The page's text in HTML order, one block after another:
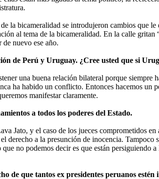
la bicameralidad se introdujeron cambios que
al tema de la bicameralidad. En la calle
nuevo ese año.
de Perú y Uruguay. ¿Cree usted que si
una buena relación bilateral porque
ha habido un conflicto. Entonces hacemos un
manifestar claramente.
a todos los poderes del Estado.
Jato, y el caso de los jueces comprometidos
derecho a la presunción de inocencia.
no podemos decir es que están persiguiendo
de que tantos ex presidentes peruanos